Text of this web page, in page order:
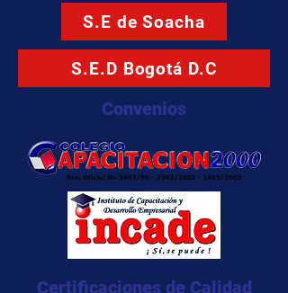
S.E de Soacha
S.E.D Bogotá D.C
Convenios
Certificaciones de Calidad